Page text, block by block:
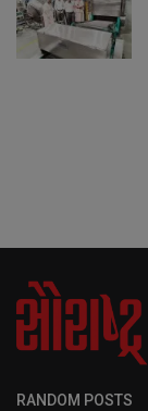
RANDOM POSTS